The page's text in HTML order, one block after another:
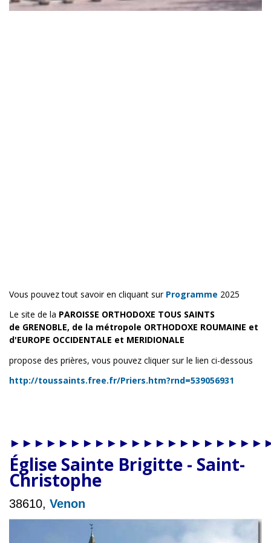
Vous pouvez tout savoir en cliquant sur Programme 2025
Le site de la PAROISSE ORTHODOXE TOUS SAINTS
de GRENOBLE, de la métropole ORTHODOXE ROUMAINE et
d'EUROPE OCCIDENTALE et MERIDIONALE
propose des prières, vous pouvez cliquer sur le lien ci-dessous
http://toussaints.free.fr/Priers.htm?rnd=539056931
Église Sainte Brigitte - Saint-
Christophe
38610, Venon